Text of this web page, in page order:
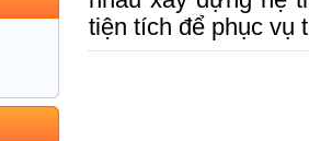
tiện tích để phục vụ